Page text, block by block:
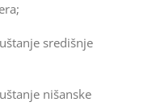
središnje
nišanske